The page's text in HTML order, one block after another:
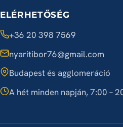
ELÉRHETŐSÉG
+36 20 398 7569
nyaritibor76@gmail.com
Budapest és agglomeráció
A hét minden napján, 7:00 –